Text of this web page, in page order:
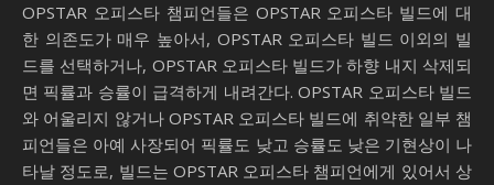
OPSTAR 오피스타 챔피언들은 OPSTAR 오피스타 빌드에 대
한 의존도가 매우 높아서, OPSTAR 오피스타 빌드 이외의 빌
드를 선택하거나, OPSTAR 오피스타 빌드가 하향 내지 삭제되
면 픽률과 승률이 급격하게 내려간다. OPSTAR 오피스타 빌드
와 어울리지 않거나 OPSTAR 오피스타 빌드에 취약한 일부 챔
피언들은 아예 사장되어 픽률도 낮고 승률도 낮은 기현상이 나
타날 정도로, 빌드는 OPSTAR 오피스타 챔피언에게 있어서 상